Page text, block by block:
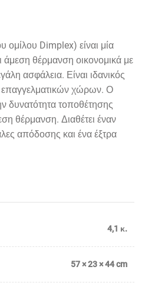
Dimplex) είναι μία
άμεση θέρμανση οικονομικά με
ασφάλεια. Είναι ιδανικός
επαγγελματικών χώρων. Ο
δυνατότητα τοποθέτησης
θέρμανση. Διαθέτει έναν
απόδοσης και ένα έξτρα
4,1 κ.
57 × 23 × 44 cm